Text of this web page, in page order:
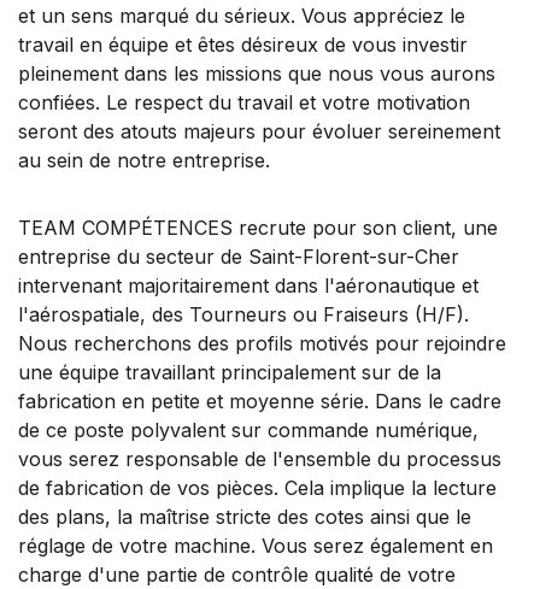
et un sens marqué du sérieux. Vous appréciez le
travail en équipe et êtes désireux de vous investir
pleinement dans les missions que nous vous aurons
confiées. Le respect du travail et votre motivation
seront des atouts majeurs pour évoluer sereinement
au sein de notre entreprise.
TEAM COMPÉTENCES recrute pour son client, une
entreprise du secteur de Saint-Florent-sur-Cher
intervenant majoritairement dans l'aéronautique et
l'aérospatiale, des Tourneurs ou Fraiseurs (H/F).
Nous recherchons des profils motivés pour rejoindre
une équipe travaillant principalement sur de la
fabrication en petite et moyenne série. Dans le cadre
de ce poste polyvalent sur commande numérique,
vous serez responsable de l'ensemble du processus
de fabrication de vos pièces. Cela implique la lecture
des plans, la maîtrise stricte des cotes ainsi que le
réglage de votre machine. Vous serez également en
charge d'une partie de contrôle qualité de votre